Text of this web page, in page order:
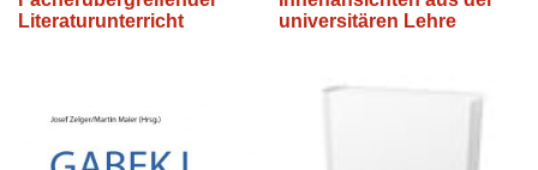
Literaturunterricht
universitären Lehre